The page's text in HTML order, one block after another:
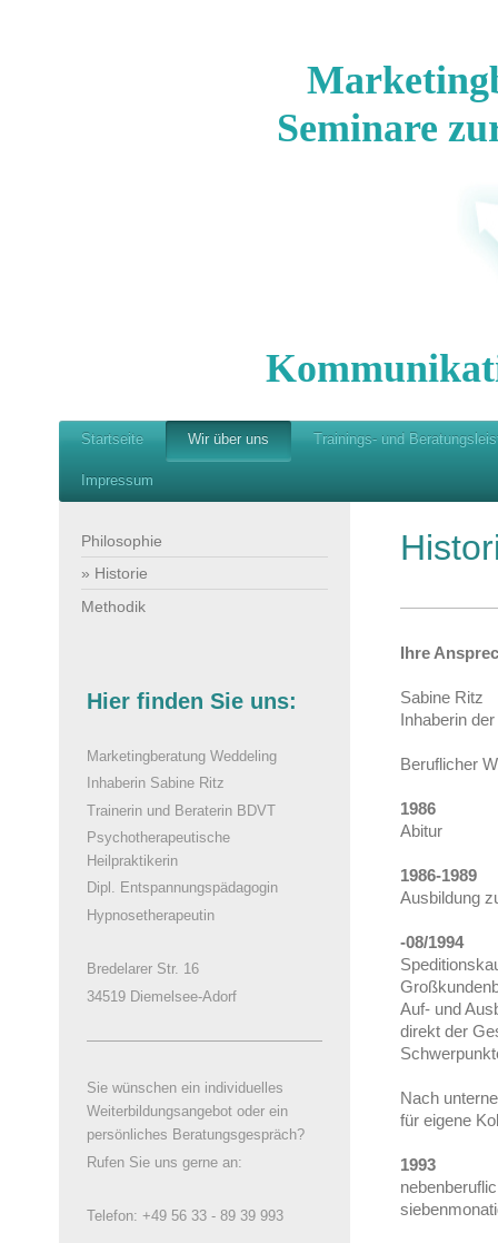
Seminare
Startseite Wir über uns Trainings- und
Impressum
Ihre
Sabine Ritz
Inhaberin
Beruflicher
1986
Abitur
1986-1989
Ausbildung
-08/1994
Auf- und
direkt der
Nach
für eigene
1993
Philosophie
Historie
Methodik
Hier finden Sie uns:
Marketingberatung Weddeling
Inhaberin Sabine Ritz
Trainerin und Beraterin BDVT
Psychotherapeutische
Heilpraktikerin
Dipl. Entspannungspädagogin
Hypnosetherapeutin
Bredelarer Str. 16
34519 Diemelsee-Adorf
Sie wünschen ein individuelles
Weiterbildungsangebot oder ein
persönliches Beratungsgespräch?
Rufen Sie uns gerne an:
Telefon: +49 56 33 - 89 39 993